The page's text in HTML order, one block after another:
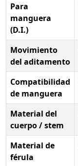
Para
manguera
(D.I.)
Movimiento
del aditamento
Compatibilidad
de manguera
Material del
cuerpo / stem
Material de
férula